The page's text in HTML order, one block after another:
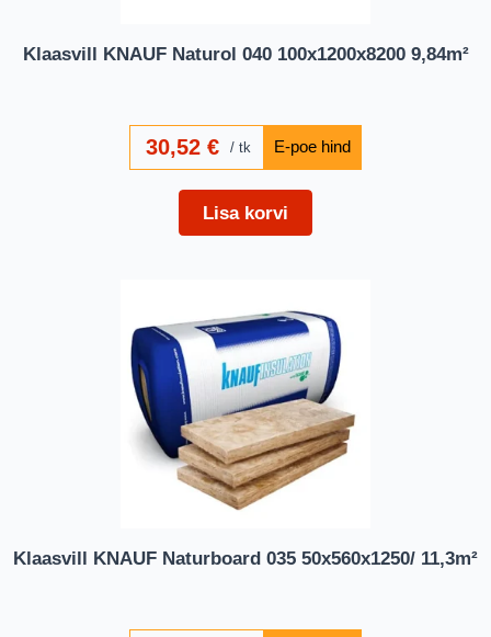
Klaasvill KNAUF Naturol 040 100x1200x8200 9,84m²
30,52 € tk
Lisa korvi
Klaasvill KNAUF Naturboard 035 50x560x1250/ 11,3m²